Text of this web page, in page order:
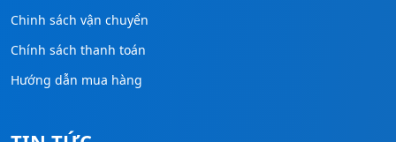
Chinh sách vận chuyển
Chính sách thanh toán
Hướng dẫn mua hàng